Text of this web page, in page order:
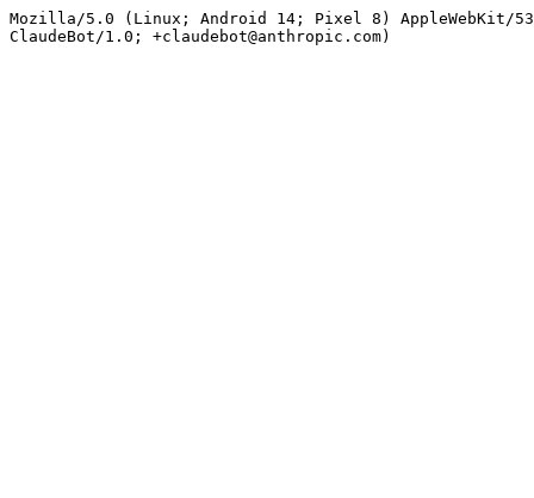
Mozilla/5.0 (Linux; Android 14; Pixel 8) AppleWebKit/
ClaudeBot/1.0; +claudebot@anthropic.com)